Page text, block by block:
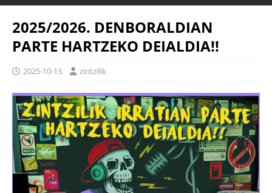
2025/2026. DENBORALDIAN
PARTE HARTZEKO DEIALDIA!!
2025-10-13 zintzilik